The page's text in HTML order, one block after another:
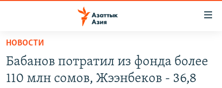
Вернуться
основному
содержанию
ЦЕНТРАЛЬНАЯ АЗИЯ
НОВОСТИ
Бабанов потратил из фонда более
110 млн сомов, Жээнбеков - 36,8